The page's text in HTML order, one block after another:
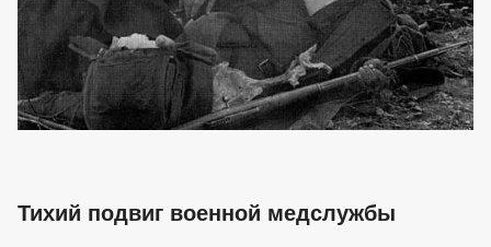
Тихий подвиг военной медслужбы